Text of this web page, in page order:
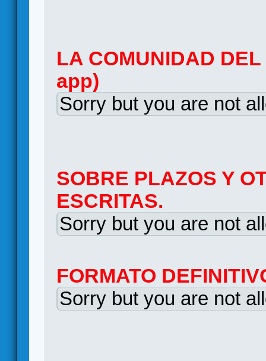
LA COMUNIDAD
app)
Sorry but you are not
SOBRE PLAZOS Y
ESCRITAS.
Sorry but you are not
FORMATO
Sorry but you are not